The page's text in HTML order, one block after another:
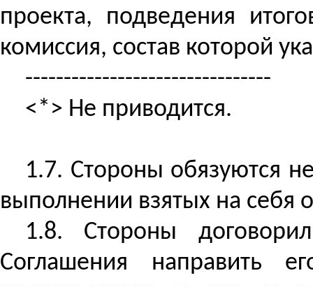
проекта, подведения
комиссия, состав которой
--------------------------------
<*> Не приводится.
1.7. Стороны обязуются
выполнении взятых на себя
1.8. Стороны
Соглашения направить